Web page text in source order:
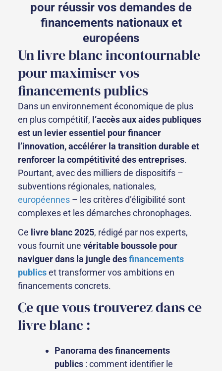
pour réussir vos demandes de
financements nationaux et
européens
Un livre blanc incontournable
pour maximiser vos
financements publics
Dans un environnement économique de plus
en plus compétitif, l’accès aux aides publiques
est un levier essentiel pour financer
l’innovation, accélérer la transition durable et
renforcer la compétitivité des entreprises.
Pourtant, avec des milliers de dispositifs –
subventions régionales, nationales,
européennes – les critères d’éligibilité sont
complexes et les démarches chronophages.
Ce livre blanc 2025, rédigé par nos experts,
vous fournit une véritable boussole pour
naviguer dans la jungle desfinancements
publicset transformer vos ambitions en
financements concrets.
Ce que vous trouverez dans ce
livre blanc :
Panorama des financements
publics : comment identifier le